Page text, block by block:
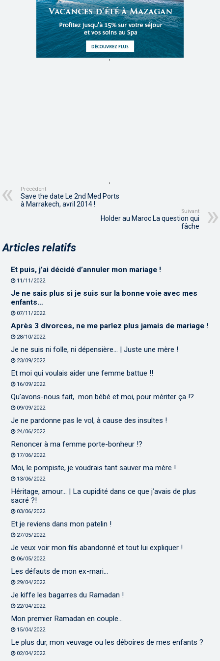
,
,
Précédent
Save the date Le 2nd Med Ports
à Marrakech, avril 2014 !
Suivant
Holder au Maroc La question qui
fâche
Articles relatifs
Et puis, j’ai décidé d’annuler mon mariage !
11/11/2022
Je ne sais plus si je suis sur la bonne voie avec mes
enfants…
07/11/2022
Après 3 divorces, ne me parlez plus jamais de mariage !
28/10/2022
Je ne suis ni folle, ni dépensière… | Juste une mère !
23/09/2022
Et moi qui voulais aider une femme battue !!
16/09/2022
Qu’avons-nous fait, mon bébé et moi, pour mériter ça !?
09/09/2022
Je ne pardonne pas le vol, à cause des insultes !
24/06/2022
Renoncer à ma femme porte-bonheur !?
17/06/2022
Moi, le pompiste, je voudrais tant sauver ma mère !
13/06/2022
Héritage, amour… | La cupidité dans ce que j’avais de plus
sacré ?!
03/06/2022
Et je reviens dans mon patelin !
27/05/2022
Je veux voir mon fils abandonné et tout lui expliquer !
06/05/2022
Les défauts de mon ex-mari…
29/04/2022
Je kiffe les bagarres du Ramadan !
22/04/2022
Mon premier Ramadan en couple…
15/04/2022
Le plus dur, mon veuvage ou les déboires de mes enfants ?
02/04/2022